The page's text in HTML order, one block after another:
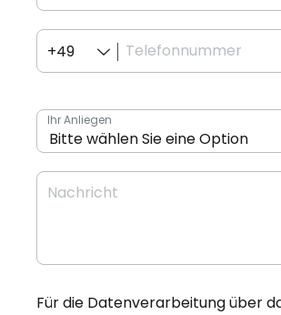
Telefonnummer
+49
Ihr Anliegen
Nachricht
Für die Datenverarbeitung über